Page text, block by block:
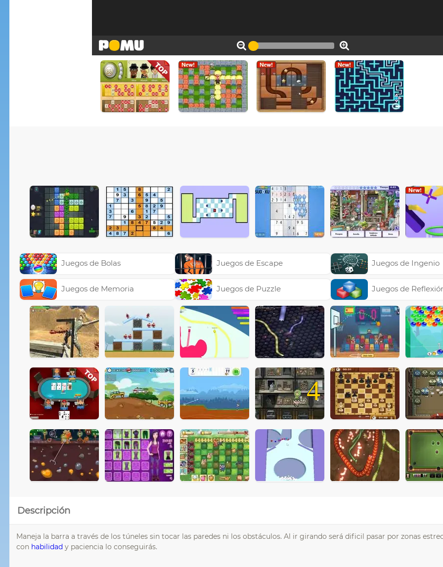
Juegos de Bolas
Juegos de Memoria
Juegos de Escape
Juegos de Puzzle
Juegos de Ingenio
Juegos de
4
Descripción
Maneja la barra a través de los túneles sin tocar las paredes ni los obstáculos. Al ir girando será dificil pasar por zonas
con habilidad y paciencia lo conseguirás.